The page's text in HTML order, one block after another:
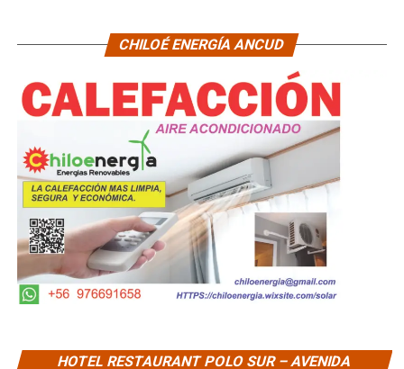
CHILOÉ ENERGÍA ANCUD
HOTEL RESTAURANT POLO SUR – AVENIDA